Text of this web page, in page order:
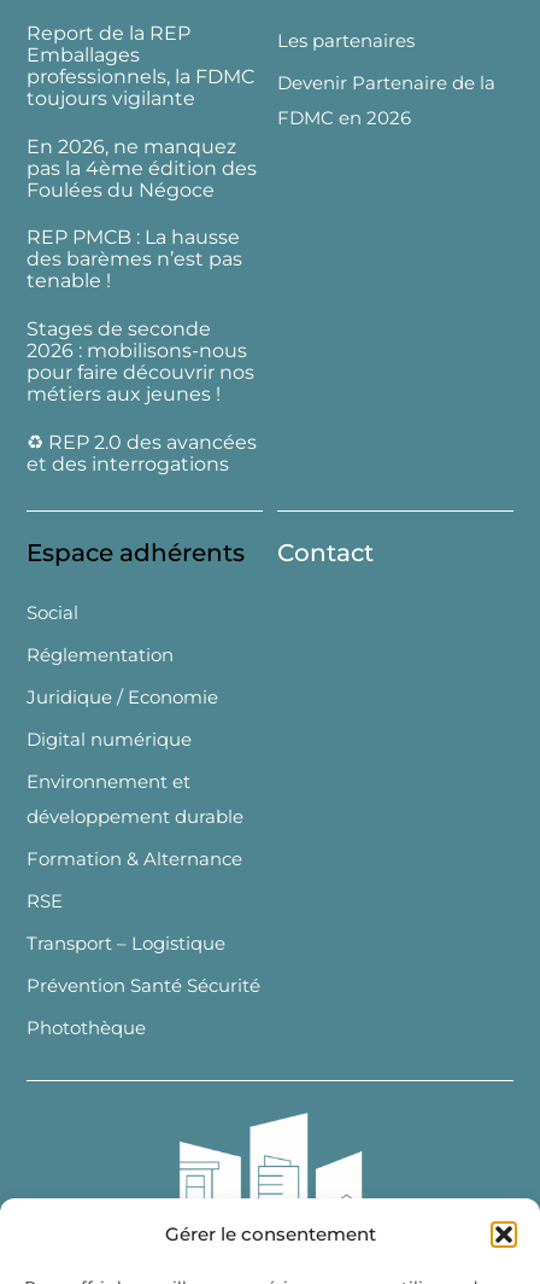
Gérer le consentement
Report de la REP
Emballages
professionnels, la FDMC
toujours vigilante
En 2026, ne manquez
pas la 4ème édition des
Foulées du Négoce
REP PMCB : La hausse
des barèmes n’est pas
tenable !
Stages de seconde
2026 : mobilisons-nous
pour faire découvrir nos
métiers aux jeunes !
♻️ REP 2.0 des avancées
et des interrogations
Les partenaires
Devenir Partenaire de la
FDMC en 2026
Espace adhérents
Social
Réglementation
Juridique / Economie
Digital numérique
Environnement et
développement durable
Formation & Alternance
RSE
Transport – Logistique
Prévention Santé Sécurité
Photothèque
Contact